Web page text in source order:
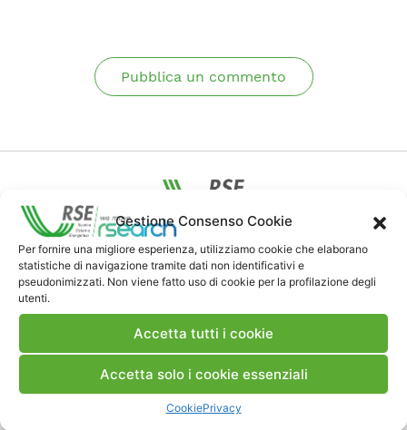
Gestione Consenso Cookie
Per fornire una migliore esperienza, utilizziamo cookie che elaborano
statistiche di navigazione tramite dati non identificativi e
pseudonimizzati. Non viene fatto uso di cookie per la profilazione degli
utenti.
Accetta tutti i cookie
Accetta solo i cookie essenziali
CookiePrivacy
Pubblica un commento
Contatti
Bandi di gara e contratti